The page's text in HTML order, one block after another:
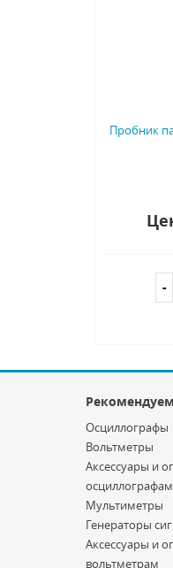
Пробник
Осциллографы
Вольтметры
Аксессуары и
осциллографам
Мультиметры
Генераторы
Аксессуары и
вольтметрам